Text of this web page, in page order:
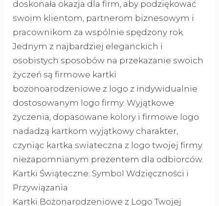
doskonała okazja dla firm, aby podziękować
swoim klientom, partnerom biznesowym i
pracownikom za wspólnie spędzony rok.
Jednym z najbardziej eleganckich i
osobistych sposobów na przekazanie swoich
życzeń są firmowe kartki
bozonoarodzeniowe z logo z indywidualnie
dostosowanym logo firmy. Wyjątkowe
życzenia, dopasowane kolory i firmowe logo
nadadzą kartkom wyjątkowy charakter,
czyniąc kartka swiateczna z logo twojej firmy
niezapomnianym prezentem dla odbiorców.
Kartki Świąteczne: Symbol Wdzięczności i
Przywiązania
Kartki Bożonarodzeniowe z Logo Twojej